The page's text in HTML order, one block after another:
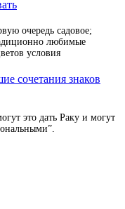
очередь садовое;
любимые
условия
сочетания знаков
это дать Раку и могут